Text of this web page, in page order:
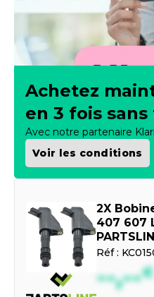
Achetez
en 3 fois sans
Avec notre partenaire
Voir les conditions
2X
407 607
Réf :
--,--€